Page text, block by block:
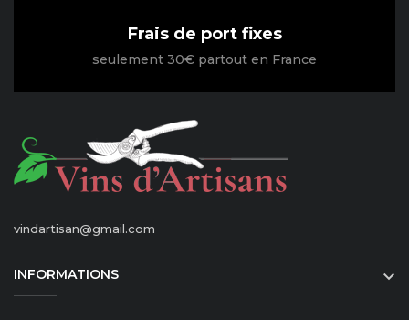
Frais de port fixes
seulement 30€ partout en France
vindartisan@gmail.com
INFORMATIONS 